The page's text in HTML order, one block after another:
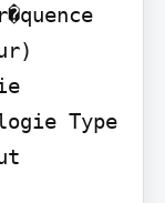
Type